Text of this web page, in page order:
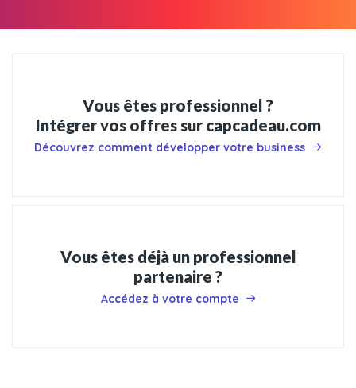
Vous êtes professionnel ?
Intégrer vos offres sur capcadeau.com
Découvrez comment développer votre business
Vous êtes déjà un professionnel
partenaire ?
Accédez à votre compte